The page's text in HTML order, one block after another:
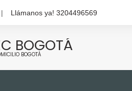
Llámanos ya! 3204496569
BOGOTÁ
BOGOTÁ